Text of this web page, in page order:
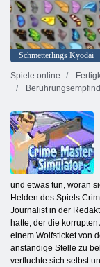
Schmetterlings Kyodai
Spiele online
und etwas tun, woran
Helden des Spiels
Journalist in der
hatte, der die
einem Wolfsticket von
anständige Stelle zu
verfluchte sich selbst